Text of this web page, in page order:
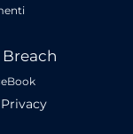
Breach